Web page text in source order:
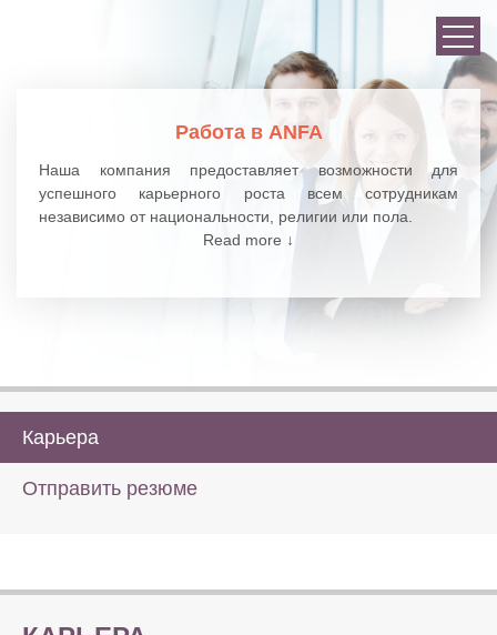
Работа в ANFA
Наша компания предоставляет возможности для
успешного карьерного роста всем сотрудникам
независимо от национальности, религии или пола.
Read more ↓
Карьера
Отправить резюме